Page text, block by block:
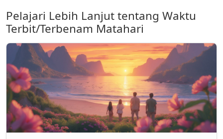
Pelajari Lebih Lanjut tentang Waktu
Terbit/Terbenam Matahari